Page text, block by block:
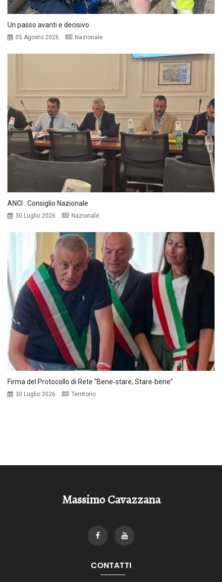
Un passo avanti e decisivo
05 Agosto 2026 Nazionale
ANCI : Consiglio Nazionale
30 Luglio 2026 Nazionale
Firma del Protocollo di Rete “Bene‑stare, Stare‑bene”
30 Luglio 2026 Territorio
Massimo Cavazzana
CONTATTI